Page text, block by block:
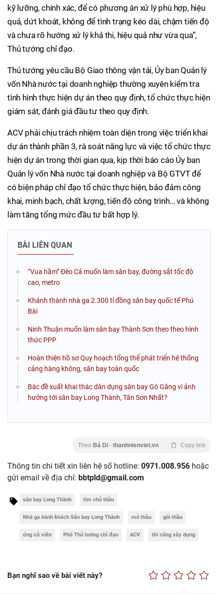
kỹ lưỡng, chính xác, để có phương án xử lý phù hợp, hiệu
quả, dứt khoát, không để tình trạng kéo dài, chậm tiến độ
và chưa rõ hướng xử lý khả thi, hiệu quả như vừa qua”,
Thủ tướng chỉ đạo.
Thủ tướng yêu cầu Bộ Giao thông vận tải, Ủy ban Quản lý
vốn Nhà nước tại doanh nghiệp thường xuyên kiểm tra
tình hình thực hiện dự án theo quy định, tổ chức thực hiện
giám sát, đánh giá đầu tư theo quy định.
ACV phải chịu trách nhiệm toàn diện trong việc triển khai
dự án thành phần 3, rà soát năng lực và việc tổ chức thực
hiện dự án trong thời gian qua, kịp thời báo cáo Ủy ban
Quản lý vốn Nhà nước tại doanh nghiệp và Bộ GTVT để
có biện pháp chỉ đạo tổ chức thực hiện, bảo đảm công
khai, minh bạch, chất lượng, tiến độ công trình… và không
làm tăng tổng mức đầu tư bất hợp lý.
BÀI LIÊN QUAN
“Vua hầm” Đèo Cả muốn làm sân bay, đường sắt tốc độ
cao, metro
Khánh thành nhà ga 2.300 tỉ đồng sân bay quốc tế Phú
Bài
Ninh Thuận muốn làm sân bay Thành Sơn theo theo hình
thức PPP
Hoàn thiện hồ sơ Quy hoạch tổng thể phát triển hệ thống
cảng hàng không, sân bay toàn quốc
Bác đề xuất khai thác dân dụng sân bay Gò Găng vì ảnh
hưởng tới sân bay Long Thành, Tân Sơn Nhất?
Theo Bá Di - thanhnienviet.vn Copy link
Thông tin chi tiết xin liên hệ số hotline: 0971.008.956 hoặc
gửi email về địa chỉ: bbtpld@gmail.com
sân bay Long Thành tìm chủ thầu
Nhà ga hành khách Sân bay Long Thành mở thầu gói thầu
ứng cử viên Phó Thủ tướng chỉ đạo ACV thi công xây dựng
Bạn nghĩ sao về bài viết này?